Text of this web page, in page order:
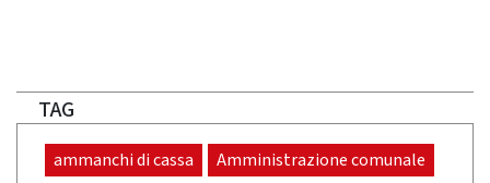
TAG
ammanchi di cassa Amministrazione comunale